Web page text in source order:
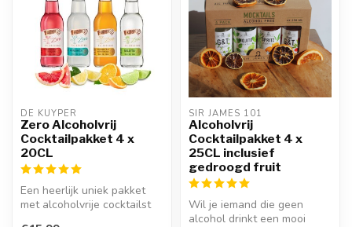
DE KUYPER
Zero Alcoholvrij
Cocktailpakket 4 x
20CL
Een heerlijk uniek pakket
met alcoholvrije cocktailst
SIR JAMES 101
Alcoholvrij
Cocktailpakket 4 x
25CL inclusief
gedroogd fruit
Wil je iemand die geen
alcohol drinkt een mooi